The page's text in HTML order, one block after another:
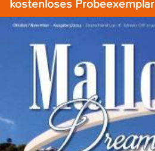
kostenloses Probeexemplar